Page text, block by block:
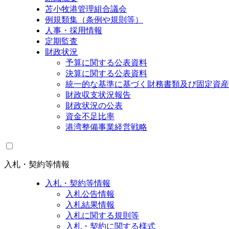
苫小牧港管理組合議会
例規類集（条例や規則等）
人事・採用情報
定期監査
財政状況
予算に関する公表資料
決算に関する公表資料
統一的な基準に基づく財務書類及び固定資
財政収支状況報告
財政状況の公表
資金不足比率
港湾整備事業経営戦略
入札・契約等情報
入札・契約等情報
入札公告情報
入札結果情報
入札に関する規則等
入札・契約に関する様式